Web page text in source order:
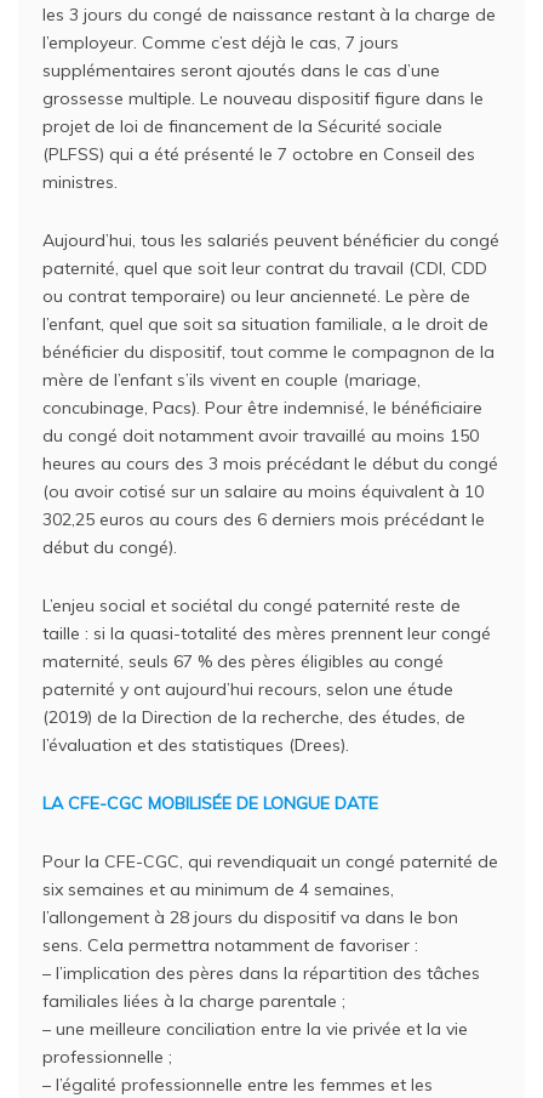
les 3 jours du congé de naissance restant à la charge de
l’employeur. Comme c’est déjà le cas, 7 jours
supplémentaires seront ajoutés dans le cas d’une
grossesse multiple. Le nouveau dispositif figure dans le
projet de loi de financement de la Sécurité sociale
(PLFSS) qui a été présenté le 7 octobre en Conseil des
ministres.
Aujourd’hui, tous les salariés peuvent bénéficier du congé
paternité, quel que soit leur contrat du travail (CDI, CDD
ou contrat temporaire) ou leur ancienneté. Le père de
l’enfant, quel que soit sa situation familiale, a le droit de
bénéficier du dispositif, tout comme le compagnon de la
mère de l’enfant s’ils vivent en couple (mariage,
concubinage, Pacs). Pour être indemnisé, le bénéficiaire
du congé doit notamment avoir travaillé au moins 150
heures au cours des 3 mois précédant le début du congé
(ou avoir cotisé sur un salaire au moins équivalent à 10
302,25 euros au cours des 6 derniers mois précédant le
début du congé).
L’enjeu social et sociétal du congé paternité reste de
taille : si la quasi-totalité des mères prennent leur congé
maternité, seuls 67 % des pères éligibles au congé
paternité y ont aujourd’hui recours, selon une étude
(2019) de la Direction de la recherche, des études, de
l’évaluation et des statistiques (Drees).
LA CFE-CGC MOBILISÉE DE LONGUE DATE
Pour la CFE-CGC, qui revendiquait un congé paternité de
six semaines et au minimum de 4 semaines,
l’allongement à 28 jours du dispositif va dans le bon
sens. Cela permettra notamment de favoriser :
– l’implication des pères dans la répartition des tâches
familiales liées à la charge parentale ;
– une meilleure conciliation entre la vie privée et la vie
professionnelle ;
– l’égalité professionnelle entre les femmes et les